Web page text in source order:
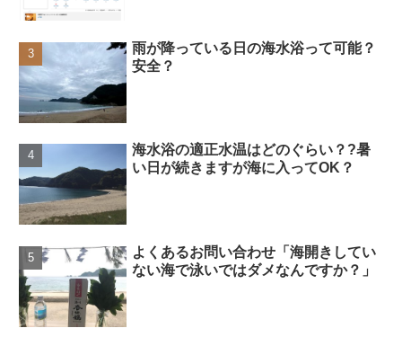
雨が降っている日の海水浴って可能？
安全？
海水浴の適正水温はどのぐらい？?暑
い日が続きますが海に入ってOK？
よくあるお問い合わせ「海開きしてい
ない海で泳いではダメなんですか？」